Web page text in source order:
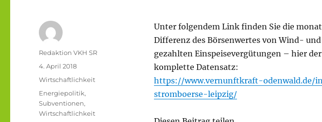
Unter folgendem Link finden Sie die
Differenz des Börsenwertes von Wind-
gezahlten Einspeisevergütungen – hier
komplette Datensatz:
https://www.vernunftkraft-odenwald.de/
stromboerse-leipzig/
Autor
Redaktion VKH SR
Veröffentlicht
am
4. April 2018
Kategorien
Wirtschaftlichkeit
Schlagwörter
Energiepolitik,
Subventionen,
Wirtschaftlichkeit